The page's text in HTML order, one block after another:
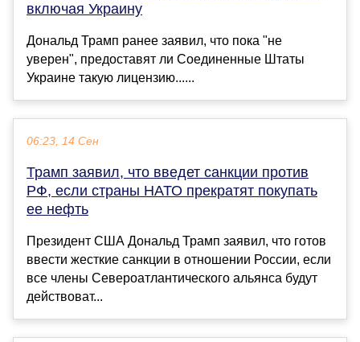
включая Украину
Дональд Трамп ранее заявил, что пока "не
уверен", предоставят ли Соединенные Штаты
Украине такую лицензию......
06:23, 14 Сен
Трамп заявил, что введет санкции против
РФ, если страны НАТО прекратят покупать
ее нефть
Президент США Дональд Трамп заявил, что готов
ввести жесткие санкции в отношении России, если
все члены Североатлантического альянса будут
действоват...